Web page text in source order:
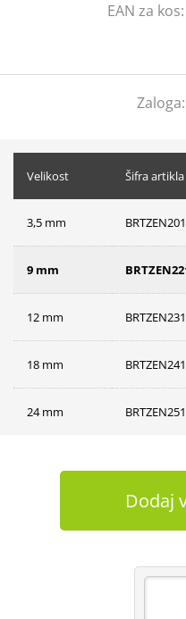
EAN za kos:
Zaloga:
Velikost Šifra artikla
3,5 mm BRTZEN201
9 mm
12 mm BRTZEN231
18 mm BRTZEN241
24 mm BRTZEN251
Dodaj